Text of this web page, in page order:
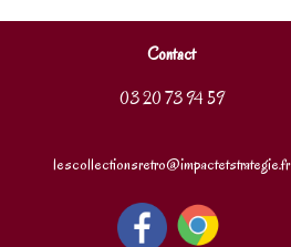
Contact
03 20 73 94 59
lescollectionsretro@impactetstrategie.fr